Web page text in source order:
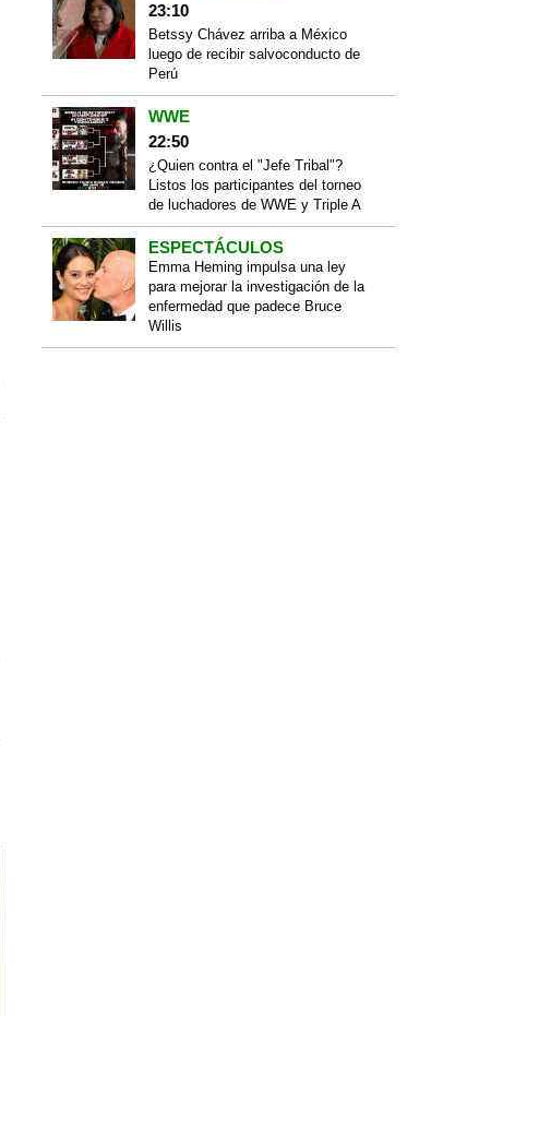
23:10
Betssy Chávez arriba a México
luego de recibir salvoconducto de
Perú
WWE
22:50
¿Quien contra el "Jefe Tribal"?
Listos los participantes del torneo
de luchadores de WWE y Triple A
ESPECTÁCULOS
Emma Heming impulsa una ley
para mejorar la investigación de la
enfermedad que padece Bruce
Willis